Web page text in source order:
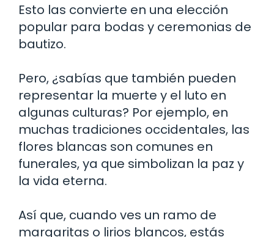
Esto las convierte en una elección
popular para bodas y ceremonias de
bautizo.
Pero, ¿sabías que también pueden
representar la muerte y el luto en
algunas culturas? Por ejemplo, en
muchas tradiciones occidentales, las
flores blancas son comunes en
funerales, ya que simbolizan la paz y
la vida eterna.
Así que, cuando ves un ramo de
margaritas o lirios blancos, estás